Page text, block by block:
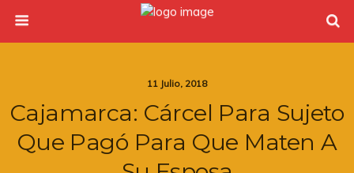
11 Julio, 2018
Cajamarca: Cárcel Para Sujeto
Que Pagó Para Que Maten A